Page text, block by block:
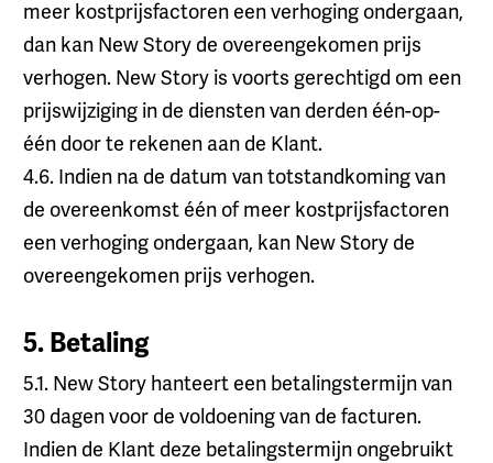
meer kostprijsfactoren een verhoging ondergaan,
dan kan New Story de overeengekomen prijs
verhogen. New Story is voorts gerechtigd om een
prijswijziging in de diensten van derden één-op-
één door te rekenen aan de Klant.
4.6. Indien na de datum van totstandkoming van
de overeenkomst één of meer kostprijsfactoren
een verhoging ondergaan, kan New Story de
overeengekomen prijs verhogen.
5. Betaling
5.1. New Story hanteert een betalingstermijn van
30 dagen voor de voldoening van de facturen.
Indien de Klant deze betalingstermijn ongebruikt